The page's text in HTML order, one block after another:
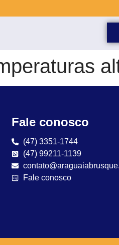
Fale conosco
(47) 3351-1744
(47) 99211-1139
Fale conosco